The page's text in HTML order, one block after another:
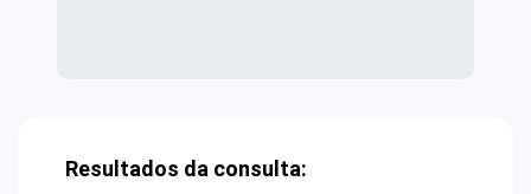
Resultados da consulta: